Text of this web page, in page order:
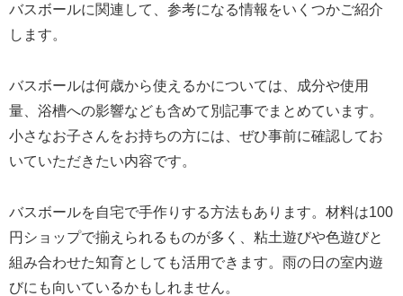
バスボールに関連して、参考になる情報をいくつかご紹介
します。
バスボールは何歳から使えるかについては、成分や使用
量、浴槽への影響なども含めて別記事でまとめています。
小さなお子さんをお持ちの方には、ぜひ事前に確認してお
いていただきたい内容です。
バスボールを自宅で手作りする方法もあります。材料は100
円ショップで揃えられるものが多く、粘土遊びや色遊びと
組み合わせた知育としても活用できます。雨の日の室内遊
びにも向いているかもしれません。